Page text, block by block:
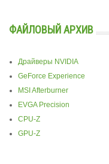
ФАЙЛОВЫЙ АРХИВ
Драйверы NVIDIA
GeForce Experience
MSI Afterburner
EVGA Precision
CPU-Z
GPU-Z